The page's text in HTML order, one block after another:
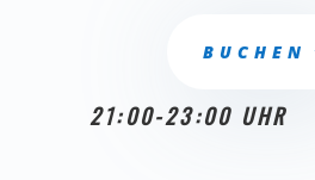
BUCHEN
21:00-23:00 UHR